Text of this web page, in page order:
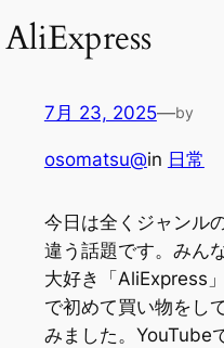
AliExpress
7月 23, 2025—by
osomatsu@in 日常
今日は全くジャンル
違う話題です。みん
大好き「AliExpress」
で初めて買い物をし
みました。YouTube